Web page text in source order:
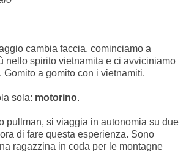
cambia faccia, cominciamo a
nello spirito vietnamita e ci avviciniamo
a gomito con i vietnamiti.
sola: motorino.
pullman, si viaggia in autonomia su due
di fare questa esperienza. Sono
ragazzina in coda per le montagne